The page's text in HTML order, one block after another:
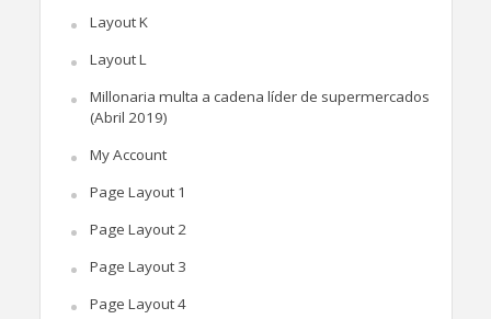
Layout K
Layout L
Millonaria multa a cadena líder de supermercados
(Abril 2019)
My Account
Page Layout 1
Page Layout 2
Page Layout 3
Page Layout 4